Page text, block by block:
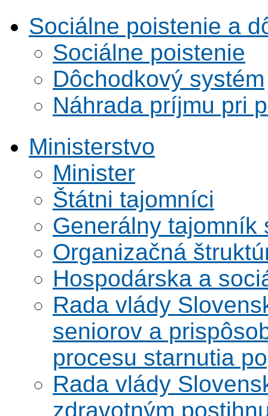
Sociálne poistenie a
Sociálne poistenie
Dôchodkový systém
Náhrada príjmu pri
Ministerstvo
Minister
Štátni tajomníci
Generálny tajomník
Organizačná
Hospodárska a
Rada vlády
seniorov a
procesu starnutia
Rada vlády
zdravotným